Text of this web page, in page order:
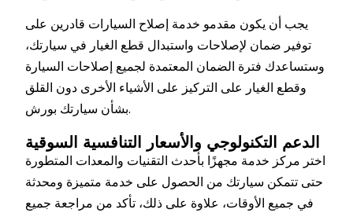
يجب أن يكون مقدمو خدمة إصلاح السيارات قادرين على
توفير ضمان لإصلاحات واستبدال قطع الغيار في سيارتك،
وستساعدك فترة الضمان المعتمدة لجميع إصلاحات السيارة
وقطع الغيار على التركيز على الأشياء الأخرى دون القلق
بشأن سيارتك بورش.
الدعم التكنولوجي والأسعار التنافسية السوقية
اختر مركز خدمة مجهزًا بأحدث التقنيات والمعدات المتطورة
حتى تتمكن سيارتك من الحصول على خدمة متميزة ومحدثة
في جميع الأوقات، علاوة على ذلك، تأكد من مراجعة جميع